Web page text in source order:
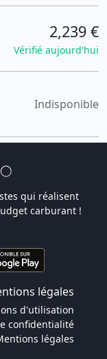
2,239 €
Vérifié aujourd'hui
Indisponible
qui réalisent
carburant !
légales
d'utilisation
confidentialité
légales